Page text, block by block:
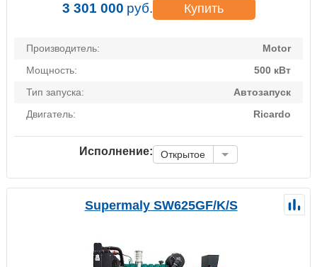
3 301 000 руб. Купить
Производитель:
Motor
Мощность:
500 кВт
Тип запуска:
Автозапуск
Двигатель:
Ricardo
Исполнение: Открытое
Supermaly SW625GF/K/S